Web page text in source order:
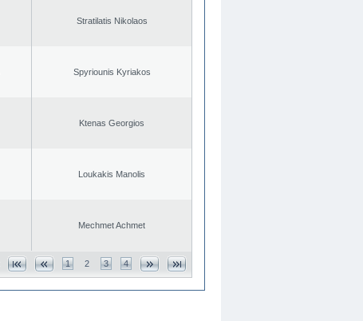
Stratilatis Nikolaos
Spyriounis Kyriakos
Ktenas Georgios
Loukakis Manolis
Mechmet Achmet
1 2 3 4